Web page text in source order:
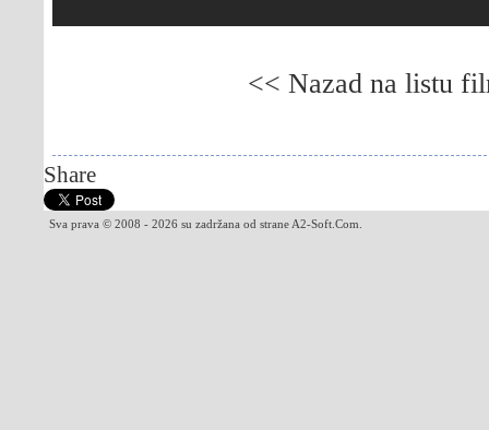
<< Nazad na listu
Share
Sva prava © 2008 - 2026 su zadržana od strane A2-Soft.Com.